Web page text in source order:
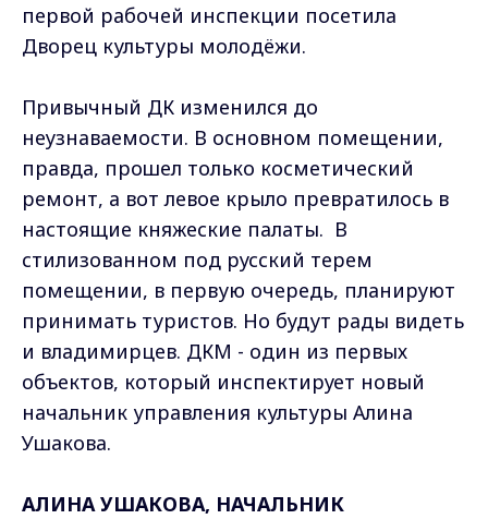
первой рабочей инспекции посетила
Дворец культуры молодёжи.
Привычный ДК изменился до
неузнаваемости. В основном помещении,
правда, прошел только косметический
ремонт, а вот левое крыло превратилось в
настоящие княжеские палаты. В
стилизованном под русский терем
помещении, в первую очередь, планируют
принимать туристов. Но будут рады видеть
и владимирцев. ДКМ - один из первых
объектов, который инспектирует новый
начальник управления культуры Алина
Ушакова.
АЛИНА УШАКОВА, НАЧАЛЬНИК